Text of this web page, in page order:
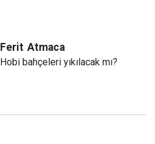
Ferit Atmaca
Hobi bahçeleri yıkılacak mı?